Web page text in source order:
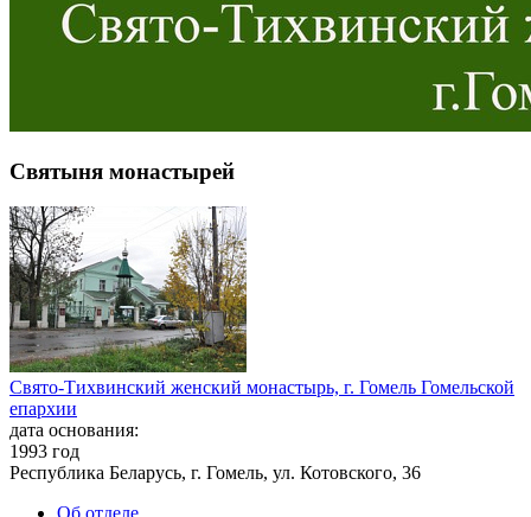
Святыня монастырей
Свято-Тихвинский женский монастырь, г. Гомель Гомельской
епархии
дата основания:
1993 год
Республика Беларусь, г. Гомель, ул. Котовского, 36